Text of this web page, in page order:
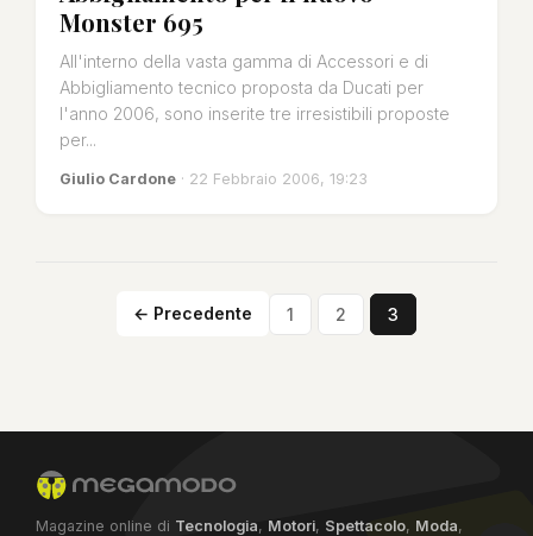
Monster 695
All'interno della vasta gamma di Accessori e di
Abbigliamento tecnico proposta da Ducati per
l'anno 2006, sono inserite tre irresistibili proposte
per...
Giulio Cardone · 22 Febbraio 2006, 19:23
← Precedente 1 2 3
Magazine online di Tecnologia, Motori, Spettacolo, Moda,